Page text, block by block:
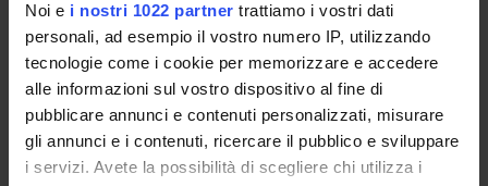
Noi e i nostri 1022 partner trattiamo i vostri dati
personali, ad esempio il vostro numero IP, utilizzando
tecnologie come i cookie per memorizzare e accedere
alle informazioni sul vostro dispositivo al fine di
pubblicare annunci e contenuti personalizzati, misurare
gli annunci e i contenuti, ricercare il pubblico e sviluppare
i servizi. Avete la possibilità di scegliere chi utilizza i
DOTTORATI DI RICERCA E FORMAZIONE
SUPERIORE
Contatti
Persone
Luoghi